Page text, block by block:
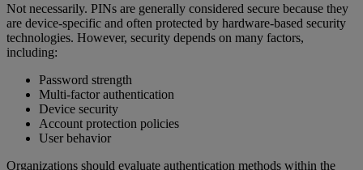
Not necessarily. PINs are generally considered secure because they
are device-specific and often protected by hardware-based security
technologies. However, security depends on many factors,
including:
Password strength
Multi-factor authentication
Device security
Account protection policies
User behavior
Organizations should evaluate authentication methods within the